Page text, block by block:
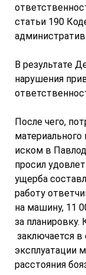
статьи 190
В результате
нарушения
После чего,
материального
иском в
просил
ущерба
работу
на машину, 11
за
заключается в
эксплуатации
расстояния